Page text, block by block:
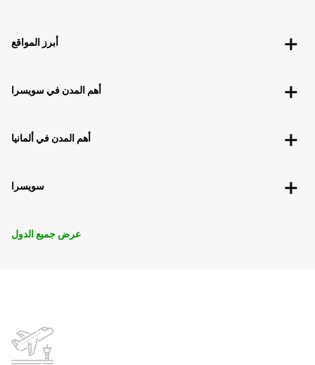
أبرز المواقع
أهم المدن في سويسرا
أهم المدن في ألمانيا
سويسرا
عرض جميع الدول